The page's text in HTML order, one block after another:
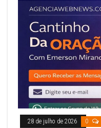
28 de julho de 2026 0